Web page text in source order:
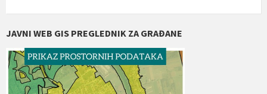
JAVNI WEB GIS PREGLEDNIK ZA GRAĐANE